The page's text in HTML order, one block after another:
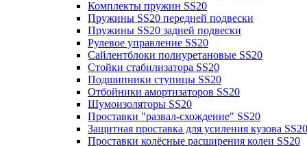
Комплекты пружин SS20
Пружины SS20 передней подвески
Пружины SS20 задней подвески
Рулевое управление SS20
Сайлентблоки полиуретановые SS20
Стойки стабилизатора SS20
Подшипники ступицы SS20
Отбойники амортизаторов SS20
Шумоизоляторы SS20
Проставки "развал-схождение" SS20
Защитная проставка для усиления кузова SS20
Проставки колёсные расширения колеи SS20